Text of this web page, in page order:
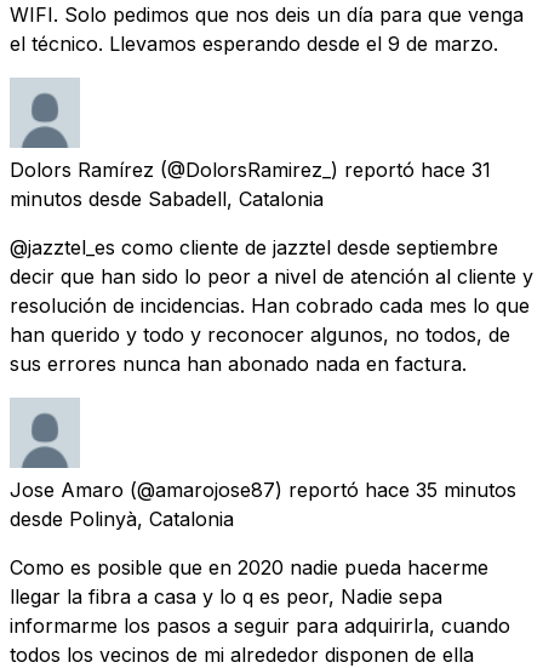
WIFI. Solo pedimos que nos deis un día para que venga
el técnico. Llevamos esperando desde el 9 de marzo.
Dolors Ramírez (@DolorsRamirez_) reportó hace 31
minutos desde Sabadell, Catalonia
@jazztel_es como cliente de jazztel desde septiembre
decir que han sido lo peor a nivel de atención al cliente y
resolución de incidencias. Han cobrado cada mes lo que
han querido y todo y reconocer algunos, no todos, de
sus errores nunca han abonado nada en factura.
Jose Amaro (@amarojose87) reportó hace 35 minutos
desde Polinyà, Catalonia
Como es posible que en 2020 nadie pueda hacerme
llegar la fibra a casa y lo q es peor, Nadie sepa
informarme los pasos a seguir para adquirirla, cuando
todos los vecinos de mi alrededor disponen de ella